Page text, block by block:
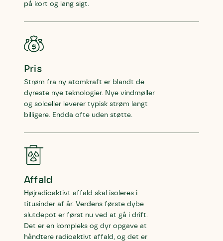
på kort og lang sigt.
Pris
Strøm fra ny atomkraft er blandt de
dyreste nye teknologier. Nye vindmøller
og solceller leverer typisk strøm langt
billigere. Endda ofte uden støtte.
Affald
Højradioaktivt affald skal isoleres i
titusinder af år. Verdens første dybe
slutdepot er først nu ved at gå i drift.
Det er en kompleks og dyr opgave at
håndtere radioaktivt affald, og det er